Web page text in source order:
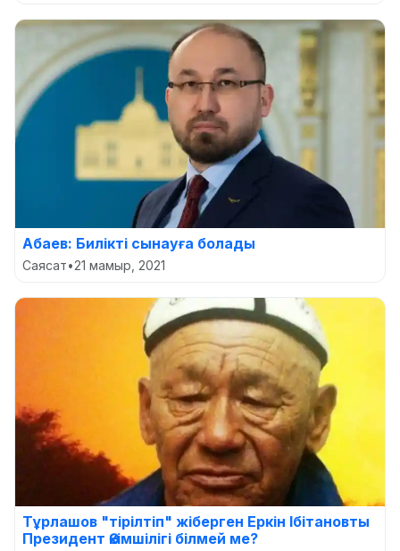
Абаев: Билікті сынауға болады
Саясат•21 мамыр, 2021
Тұрлашов "тірілтіп" жіберген Еркін Ібітановты
Президент Әкімшілігі білмей ме?